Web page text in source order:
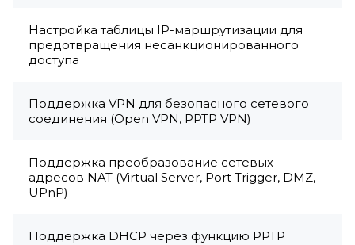
Настройка таблицы IP-маршрутизации для
предотвращения несанкционированного
доступа
Поддержка VPN для безопасного сетевого
соединения (Open VPN, PPTP VPN)
Поддержка преобразование сетевых
адресов NAT (Virtual Server, Port Trigger, DMZ,
UPnP)
Поддержка DHCP через функцию PPTP